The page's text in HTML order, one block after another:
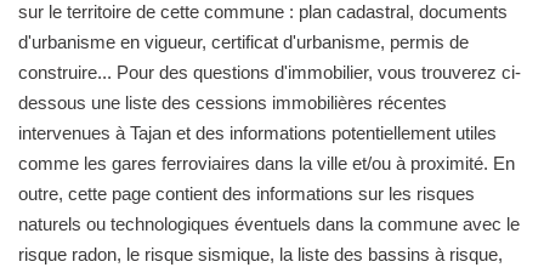
sur le territoire de cette commune : plan cadastral, documents
d'urbanisme en vigueur, certificat d'urbanisme, permis de
construire... Pour des questions d'immobilier, vous trouverez ci-
dessous une liste des cessions immobilières récentes
intervenues à Tajan et des informations potentiellement utiles
comme les gares ferroviaires dans la ville et/ou à proximité. En
outre, cette page contient des informations sur les risques
naturels ou technologiques éventuels dans la commune avec le
risque radon, le risque sismique, la liste des bassins à risque,